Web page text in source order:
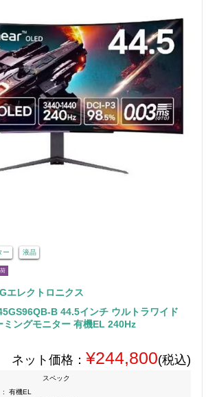
ー 液晶
レクトロニクス
B 44.5インチ ウルトラワイド
ングモニター 有機EL 240Hz
ネット価格： ¥244,800(税込)
スペック
:
有機EL